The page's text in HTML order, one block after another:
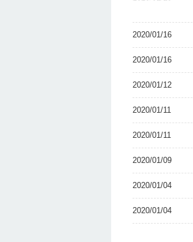
2020/01/16
2020/01/16
2020/01/12
2020/01/11
2020/01/11
2020/01/09
2020/01/04
2020/01/04